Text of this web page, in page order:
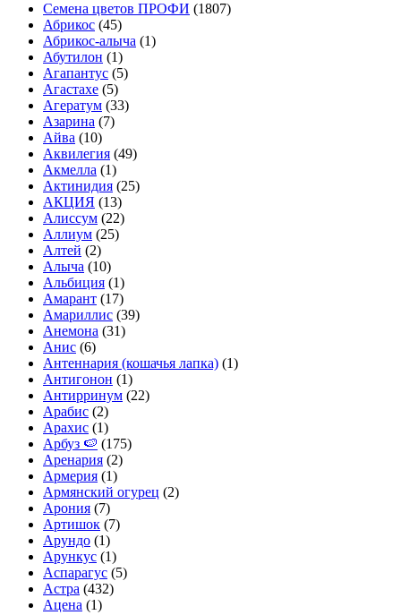
Cемена цветов ПРОФИ (1807)
Абрикос (45)
Абрикос-алыча (1)
Абутилон (1)
Агапантус (5)
Агастахе (5)
Агератум (33)
Азарина (7)
Айва (10)
Аквилегия (49)
Акмелла (1)
Актинидия (25)
АКЦИЯ (13)
Алиссум (22)
Аллиум (25)
Алтей (2)
Алыча (10)
Альбиция (1)
Амарант (17)
Амариллис (39)
Анемона (31)
Анис (6)
Антеннария (кошачья лапка) (1)
Антигонон (1)
Антирринум (22)
Арабис (2)
Арахис (1)
Арбуз 🍉 (175)
Аренария (2)
Армерия (1)
Армянский огурец (2)
Арония (7)
Артишок (7)
Арундо (1)
Арункус (1)
Аспарагус (5)
Астра (432)
Ацена (1)